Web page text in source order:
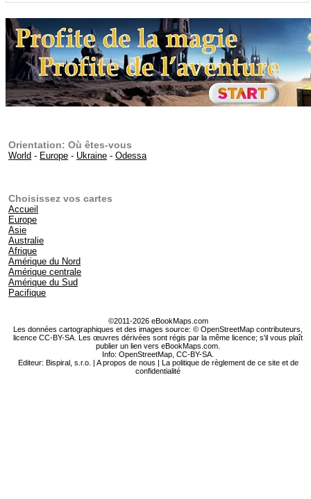
Orientation: Où êtes-vous
World - Europe - Ukraine -Odessa
Choisissez vos cartes
Accueil
Europe
Asie
Australie
Afrique
Amérique du Nord
Amérique centrale
Amérique du Sud
Pacifique
©2011-2026 eBookMaps.com
Les données cartographiques et des images source: © OpenStreetMap contributeurs,
licence CC-BY-SA. Les œuvres dérivées sont régis par la même licence; s'il vous plaît
publier un lien vers eBookMaps.com.
Info:OpenStreetMap ,CC-BY-SA
Editeur: Bispiral, s.r.o. | A propos de nous | La politique de règlement de ce site et de
confidentialité